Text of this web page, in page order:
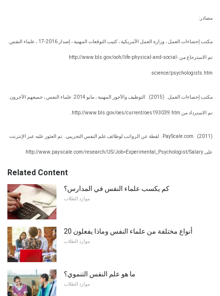
مصادر:
مكتب إحصاءات العمل ، وزارة العمل الأمريكية ، كتيب التوقعات المهنية ، إصدار 2016-17 ، علماء النفس.
تم الاسترجاع من http://www.bls.gov/ooh/life-physical-and-social-
science/psychologists.htm.
مكتب إحصاءات العمل. (2015). التوظيف والأجور المهنية ، مايو 2014: علماء النفس ، جميعهم الآخرون.
تم الاسترداد من http://www.bls.gov/oes/current/oes193039.htm.
PayScale.com. (2011). لقطة عن الرواتب لوظائف علم النفس التجريبي. تم العثور عليه عبر الإنترنت
على http://www.payscale.com/research/US/Job=Experimental_Psychologist/Salary
Related Content
كم يكسب علماء النفس في المدارس؟
موارد الطلاب
20 أنواع مختلفة من علماء النفس وماذا يفعلون
موارد الطلاب
ما هو علم النفس التنموي؟
موارد الطلاب